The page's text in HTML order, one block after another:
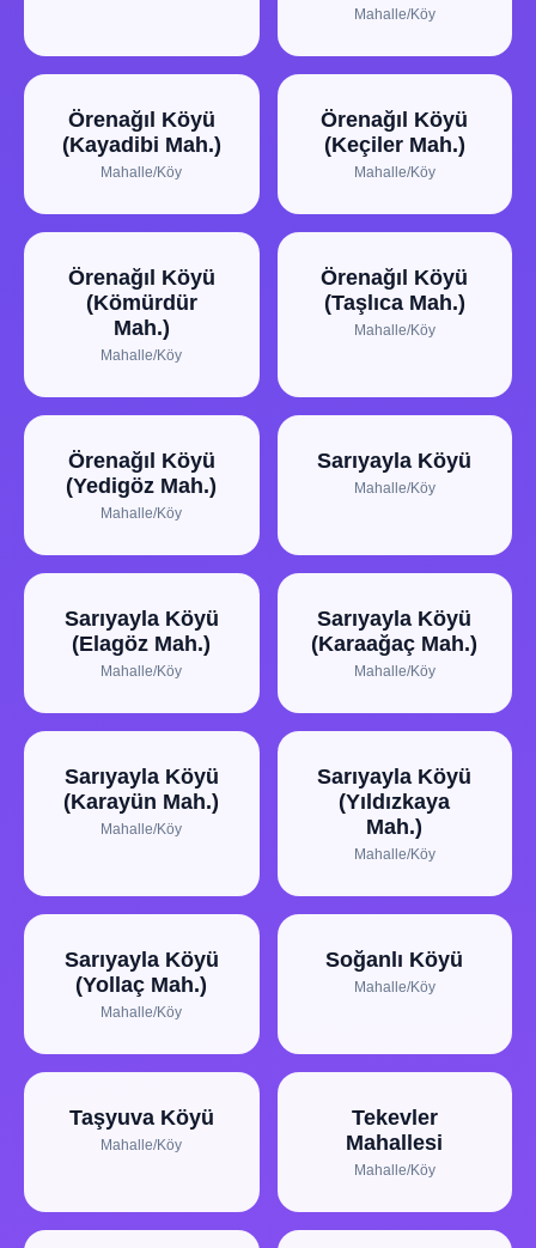
Mahalle/Köy
Örenağıl Köyü
(Kayadibi Mah.)
Mahalle/Köy
Örenağıl Köyü
(Keçiler Mah.)
Mahalle/Köy
Örenağıl Köyü
(Kömürdür
Mah.)
Mahalle/Köy
Örenağıl Köyü
(Taşlıca Mah.)
Mahalle/Köy
Örenağıl Köyü
(Yedigöz Mah.)
Mahalle/Köy
Sarıyayla Köyü
Mahalle/Köy
Sarıyayla Köyü
(Elagöz Mah.)
Mahalle/Köy
Sarıyayla Köyü
(Karaağaç Mah.)
Mahalle/Köy
Sarıyayla Köyü
(Karayün Mah.)
Mahalle/Köy
Sarıyayla Köyü
(Yıldızkaya
Mah.)
Mahalle/Köy
Sarıyayla Köyü
(Yollaç Mah.)
Mahalle/Köy
Soğanlı Köyü
Mahalle/Köy
Taşyuva Köyü
Mahalle/Köy
Tekevler
Mahallesi
Mahalle/Köy